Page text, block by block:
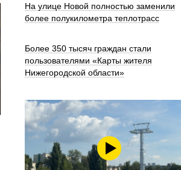
На улице Новой полностью заменили
более полукилометра теплотрасс
Более 350 тысяч граждан стали
пользователями «Карты жителя
Нижегородской области»